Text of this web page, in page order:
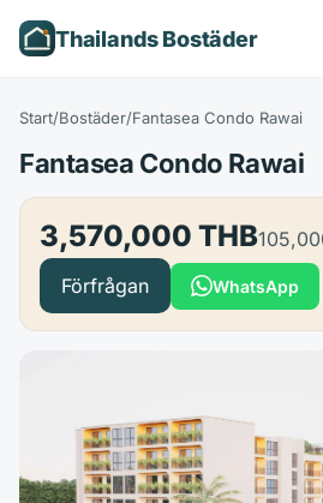
Thailands Bostäder
Start/Bostäder/Fantasea Condo Rawai
Fantasea Condo Rawai
3,570,000 THB
Förfrågan WhatsApp